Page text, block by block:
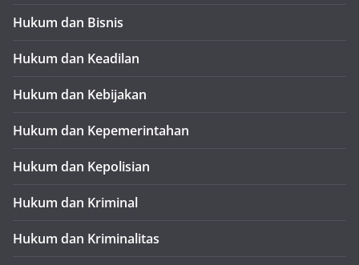
Hukum dan Bisnis
Hukum dan Keadilan
Hukum dan Kebijakan
Hukum dan Kepemerintahan
Hukum dan Kepolisian
Hukum dan Kriminal
Hukum dan Kriminalitas